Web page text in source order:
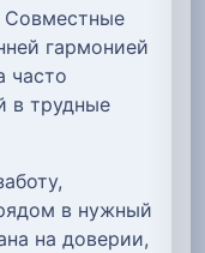
Совместные
гармонией
часто
в трудные
в нужный
на доверии,